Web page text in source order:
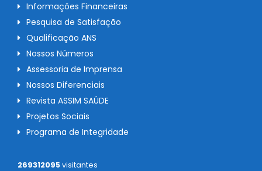
Informações Financeiras
Pesquisa de Satisfação
Qualificação ANS
Nossos Números
Assessoria de Imprensa
Nossos Diferenciais
Revista ASSIM SAÚDE
Projetos Sociais
Programa de Integridade
269312095visitantes